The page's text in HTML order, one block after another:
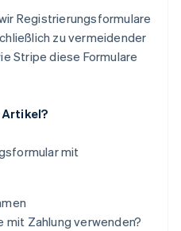
Registrierungsformulare
zu vermeidender
Stripe diese Formulare
Artikel?
mit
Zahlung verwenden?